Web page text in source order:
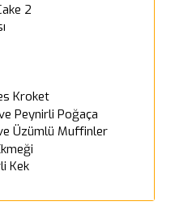
2
Kroket
Peynirli Poğaça
Üzümlü Muffinler
Kek